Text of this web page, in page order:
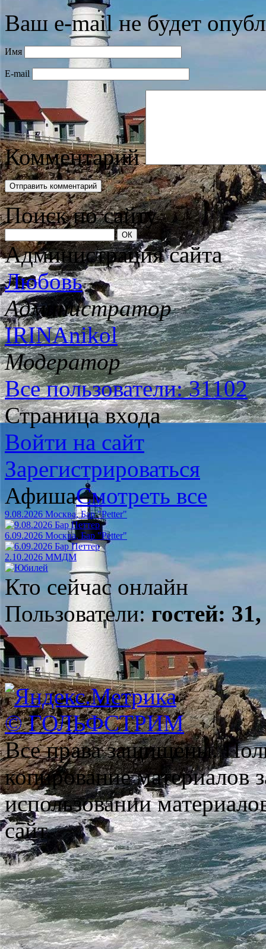
Ваш e-mail не будет
Имя
E-mail
Комментарий
Поиск по сайту
Администрация сайта
Любовь
Администратор
IRINAnikol
Модератор
Все пользователи: 31102
Страница входа
Войти на сайт
Зарегистрироваться
АфишаСмотреть все
9.08.2026 Москва, Бар "Petter"
6.09.2026 Москва, Бар "Petter"
2.10.2026 ММДМ
Кто сейчас онлайн
Пользователи:гостей:
© ГОЛЬФСТРИМ
Все права защищены.
копирование материалов
использовании
сайт.